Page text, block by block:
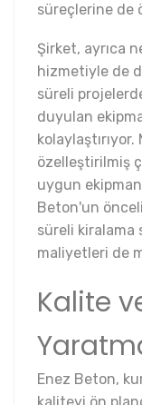
süreçlerine de
Şirket, ayrıca
hizmetiyle de
süreli
duyulan
özelleştirilmiş
uygun
Beton'un
süreli kiralama
maliyetleri de
Kalite
Enez Beton,